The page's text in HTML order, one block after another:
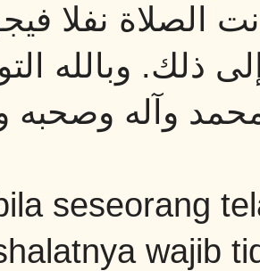
الصلاة نفلا
ذلك‏.‏ وبالله
وآله وصحبه
seseorang
wajib